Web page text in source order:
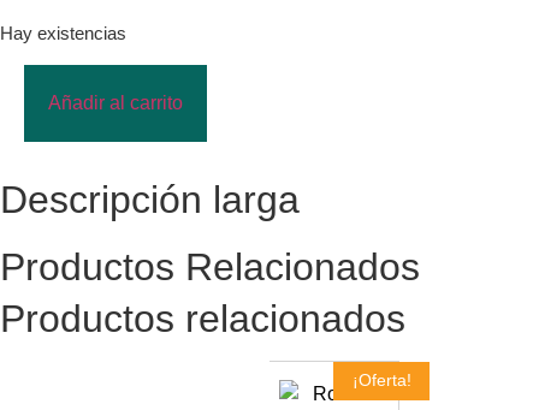
Hay existencias
Añadir al carrito
Descripción larga
Productos Relacionados
Productos relacionados
¡Oferta!